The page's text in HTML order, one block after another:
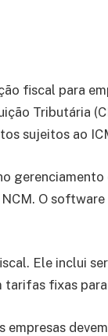
fiscal para
Tributária
sujeitos ao
O
Ele inclui
fixas
empresas